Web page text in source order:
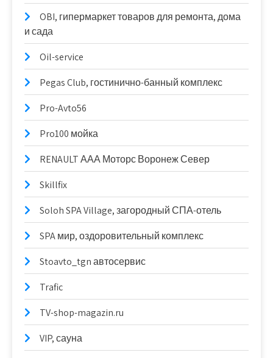
OBI, гипермаркет товаров для ремонта, дома
и сада
Oil-service
Pegas Club, гостинично-банный комплекс
Pro-Avto56
Pro100 мойка
RENAULT ААА Моторс Воронеж Север
Skillfix
Soloh SPA Village, загородный СПА-отель
SPA мир, оздоровительный комплекс
Stoavto_tgn автосервис
Trafic
TV-shop-magazin.ru
VIP, сауна